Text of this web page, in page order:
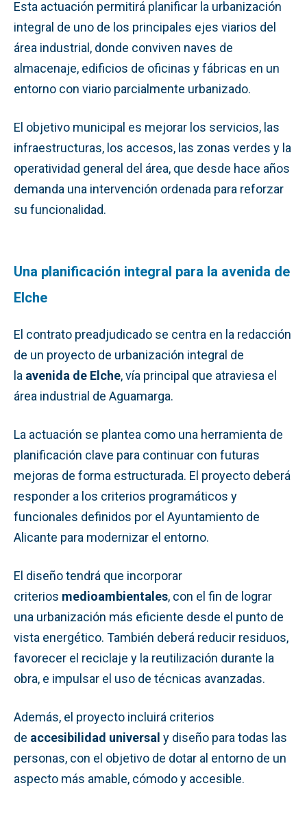
Esta actuación permitirá planificar la urbanización
integral de uno de los principales ejes viarios del
área industrial, donde conviven naves de
almacenaje, edificios de oficinas y fábricas en un
entorno con viario parcialmente urbanizado.
El objetivo municipal es mejorar los servicios, las
infraestructuras, los accesos, las zonas verdes y la
operatividad general del área, que desde hace años
demanda una intervención ordenada para reforzar
su funcionalidad.
Una planificación integral para la avenida de
Elche
El contrato preadjudicado se centra en la redacción
de un proyecto de urbanización integral de
la avenida de Elche, vía principal que atraviesa el
área industrial de Aguamarga.
La actuación se plantea como una herramienta de
planificación clave para continuar con futuras
mejoras de forma estructurada. El proyecto deberá
responder a los criterios programáticos y
funcionales definidos por el Ayuntamiento de
Alicante para modernizar el entorno.
El diseño tendrá que incorporar
criterios medioambientales, con el fin de lograr
una urbanización más eficiente desde el punto de
vista energético. También deberá reducir residuos,
favorecer el reciclaje y la reutilización durante la
obra, e impulsar el uso de técnicas avanzadas.
Además, el proyecto incluirá criterios
de accesibilidad universal y diseño para todas las
personas, con el objetivo de dotar al entorno de un
aspecto más amable, cómodo y accesible.